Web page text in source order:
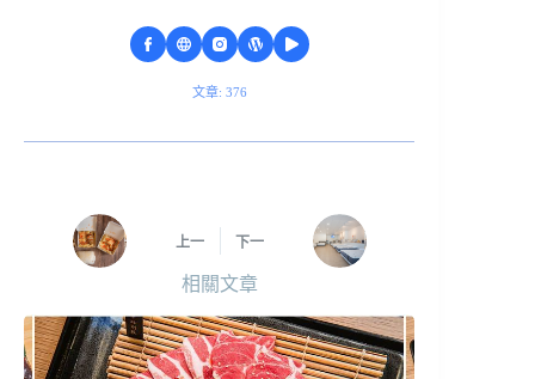
文章: 376
上一 下一
相關文章